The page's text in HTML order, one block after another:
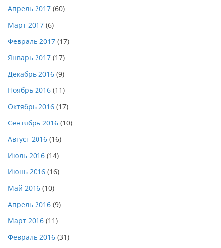
Апрель 2017 (60)
Март 2017 (6)
Февраль 2017 (17)
Январь 2017 (17)
Декабрь 2016 (9)
Ноябрь 2016 (11)
Октябрь 2016 (17)
Сентябрь 2016 (10)
Август 2016 (16)
Июль 2016 (14)
Июнь 2016 (16)
Май 2016 (10)
Апрель 2016 (9)
Март 2016 (11)
Февраль 2016 (31)